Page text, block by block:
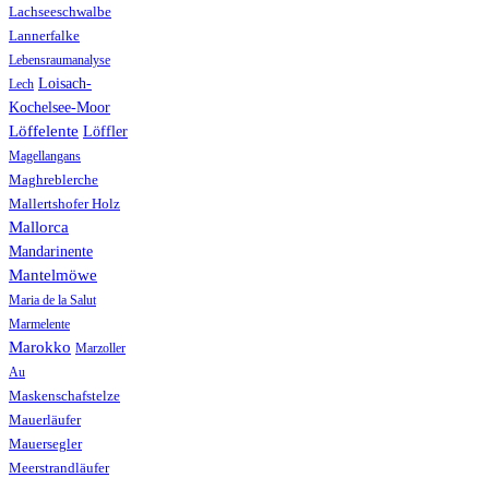
Lachseeschwalbe
Lannerfalke
Lebensraumanalyse
Lech Loisach-
Kochelsee-Moor
Löffelente Löffler
Magellangans
Maghreblerche
Mallertshofer Holz
Mallorca
Mandarinente
Mantelmöwe
Maria de la Salut
Marmelente
Marokko Marzoller
Au
Maskenschafstelze
Mauerläufer
Mauersegler
Meerstrandläufer